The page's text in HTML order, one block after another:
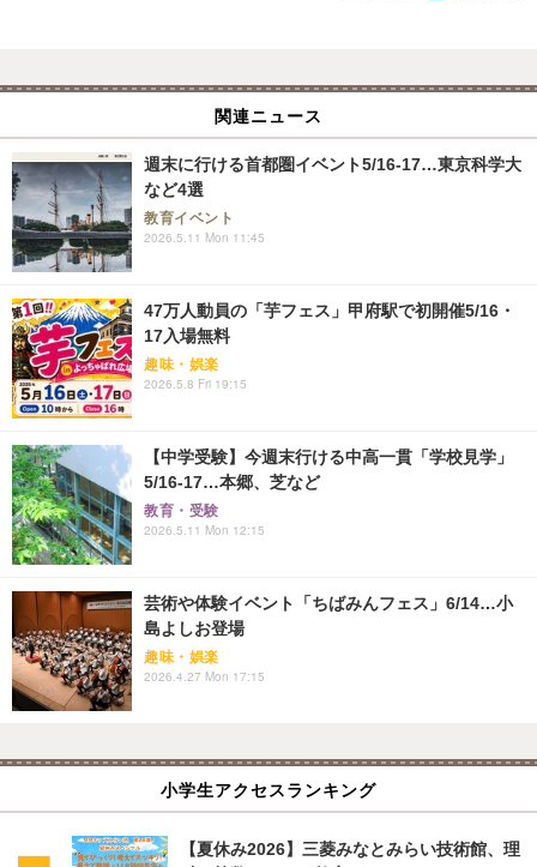
関連ニュース
週末に行ける首都圏イベント5/16-17…東京科学大
など4選
教育イベント
2026.5.11 Mon 11:45
47万人動員の「芋フェス」甲府駅で初開催5/16・
17入場無料
趣味・娯楽
2026.5.8 Fri 19:15
【中学受験】今週末行ける中高一貫「学校見学」
5/16-17…本郷、芝など
教育・受験
2026.5.11 Mon 12:15
芸術や体験イベント「ちばみんフェス」6/14…小
島よしお登場
趣味・娯楽
2026.4.27 Mon 17:15
小学生アクセスランキング
【夏休み2026】三菱みなとみらい技術館、理